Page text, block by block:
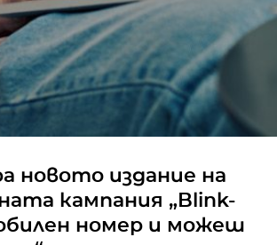
новото издание на
кампания „Blink-
номер и можеш